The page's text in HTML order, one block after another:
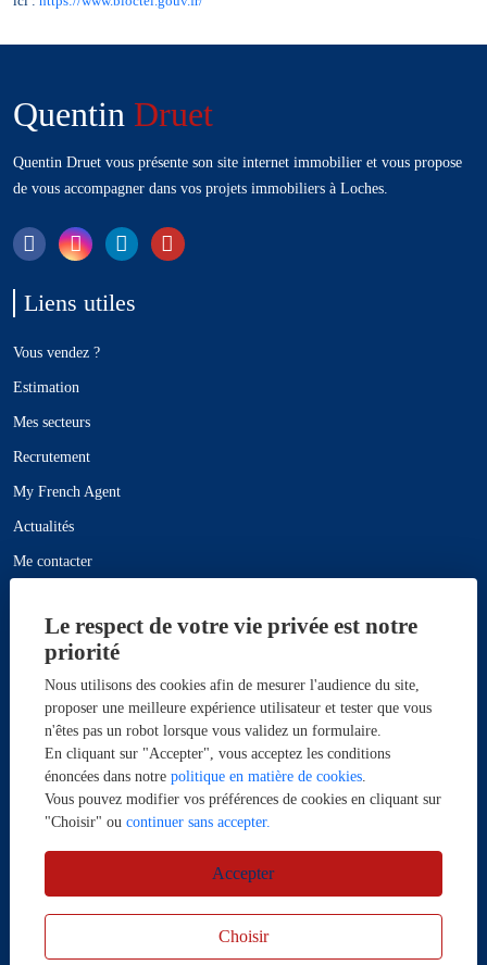
Le respect de votre vie privée est notre
priorité
Nous utilisons des cookies afin de mesurer l'audience du site,
proposer une meilleure expérience utilisateur et tester que vous
n'êtes pas un robot lorsque vous validez un formulaire.
En cliquant sur "Accepter", vous acceptez les conditions
énoncées dans notre politique en matière de cookies.
Vous pouvez modifier vos préférences de cookies en cliquant sur
"Choisir" ou continuer sans accepter.
Accepter
Choisir
Quentin Druet
Quentin Druet vous présente son site internet immobilier et vous propose
de vous accompagner dans vos projets immobiliers à Loches.
Liens utiles
Vous vendez ?
Estimation
Mes secteurs
Recrutement
My French Agent
Actualités
Me contacter
Mentions légales
Maisons à vendre
Maison à vendre Vou 5 pièce(s) 150m² - Réf 139_DQVMA1530022013
Maison à vendre Loches 10 pièce(s) 565m² - Réf
139_DQVMA1530020955
Maison à vendre Ciran 13 pièce(s) 328m² - Réf 139_DQVMA1530021747
Designed & powered by